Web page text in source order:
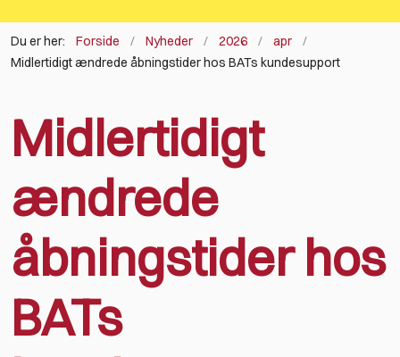
Du er her: Forside Nyheder 2026
apr
Midlertidigt ændrede åbningstider hos BATs kundesupport
Midlertidigt
ændrede
åbningstider hos
BATs